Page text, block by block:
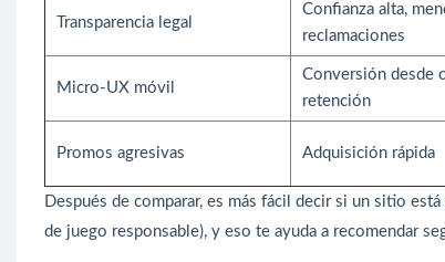
Transparencia legal
Confianza alta,
reclamaciones
Micro-UX móvil
Conversión desde
retención
Promos agresivas Adquisición rápida
Después de comparar, es más fácil decir si un sitio
de juego responsable), y eso te ayuda a recomendar